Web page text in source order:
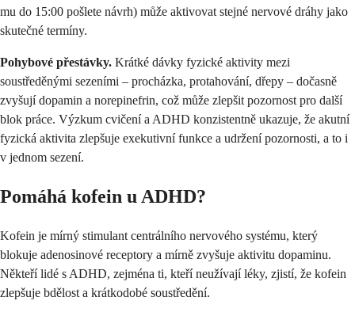
mu do 15:00 pošlete návrh) může aktivovat stejné nervové dráhy jako
skutečné termíny.
Pohybové přestávky. Krátké dávky fyzické aktivity mezi
soustředěnými sezeními – procházka, protahování, dřepy – dočasně
zvyšují dopamin a norepinefrin, což může zlepšit pozornost pro další
blok práce. Výzkum cvičení a ADHD konzistentně ukazuje, že akutní
fyzická aktivita zlepšuje exekutivní funkce a udržení pozornosti, a to i
v jednom sezení.
Pomáhá kofein u ADHD?
Kofein je mírný stimulant centrálního nervového systému, který
blokuje adenosinové receptory a mírně zvyšuje aktivitu dopaminu.
Někteří lidé s ADHD, zejména ti, kteří neužívají léky, zjistí, že kofein
zlepšuje bdělost a krátkodobé soustředění.